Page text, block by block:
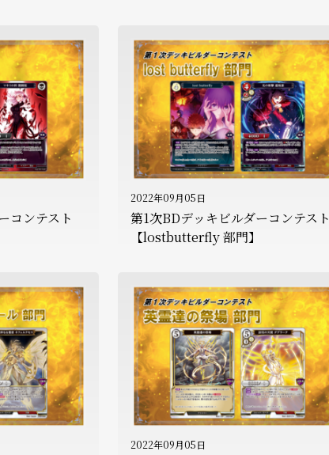
コンテスト
2022年09月05日
第1次BDデッキビルダーコンテスト
【lostbutterfly 部門】
2022年09月05日